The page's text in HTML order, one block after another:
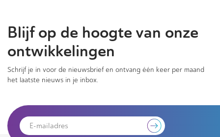
Blijf op de hoogte van onze
ontwikkelingen
Schrijf je in voor de nieuwsbrief en ontvang één keer per maand
het laatste nieuws in je inbox.